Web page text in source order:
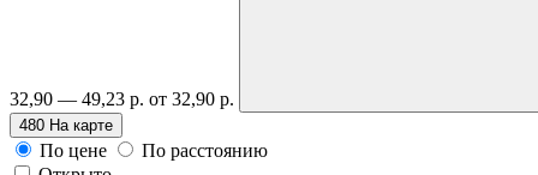
32,90 — 49,23 р. от 32,90 р.
480 На карте
По цене
По расстоянию